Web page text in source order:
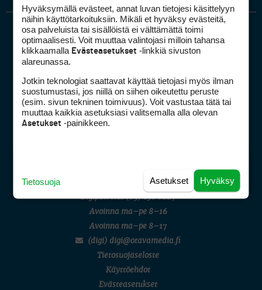
Staysure PGA Seniors Championship
AMATÖÖRIGOLF
U.S. Women's Amateur Championship
AMATÖÖRIGOLF
English Boys' (U14) Open Amateur Stroke Play Championship
Eeli Krankka, Lionel Mutikainen
MUU
LIV GOLF
New York
SM-KILPAILUT
SM-reikäpeli (M50/Kymen Golf)
FINNISH JUNIOR TOUR
Golfpiste mediakortti
Mediahinnasto
Tietoa verkon kävijöistä
Asiakaspalvelu
Digipalvelut(09) 156 6227
Avoinna ma–pe 8–16
Avoinna ma–pe 8–17
(digi) digi@otavamedia.fi
Tietosuojaseloste
Käyttöehdot
Evästeasetukset
Hyväksymällä evästeet, annat luvan tietojesi käsittelyyn
näihin käyttötarkoituksiin. Mikäli et hyväksy evästeitä,
osa palveluista tai sisällöistä ei välttämättä toimi
optimaalisesti. Voit muuttaa valintojasi milloin tahansa
klikkaamalla Evästeasetukset -linkkiä sivuston
alareunassa.
Jotkin teknologiat saattavat käyttää tietojasi myös ilman
suostumustasi, jos niillä on siihen oikeutettu peruste
(esim. sivun tekninen toimivuus). Voit vastustaa tätä tai
muuttaa kaikkia asetuksiasi valitsemalla alla olevan
Asetukset -painikkeen.
Hyväksy
Asetukset
Tietosuoja